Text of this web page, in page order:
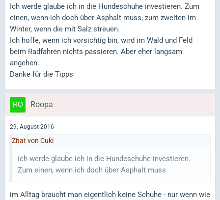
Ich werde glaube ich in die Hundeschuhe investieren. Zum
einen, wenn ich doch über Asphalt muss, zum zweiten im
Winter, wenn die mit Salz streuen.
Ich hoffe, wenn ich vorsichtig bin, wird im Wald und Feld
beim Radfahren nichts passieren. Aber eher langsam
angehen.
Danke für die Tipps
Roopa
29. August 2016
Zitat von Cuki
Ich werde glaube ich in die Hundeschuhe investieren.
Zum einen, wenn ich doch über Asphalt muss
im Alltag braucht man eigentlich keine Schuhe - nur wenn wie